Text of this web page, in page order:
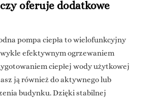
oferuje dodatkowe
pompa ciepła to wielofunkcyjny
efektywnym ogrzewaniem
ciepłej wody użytkowej
ją również do aktywnego lub
budynku. Dzięki stabilnej